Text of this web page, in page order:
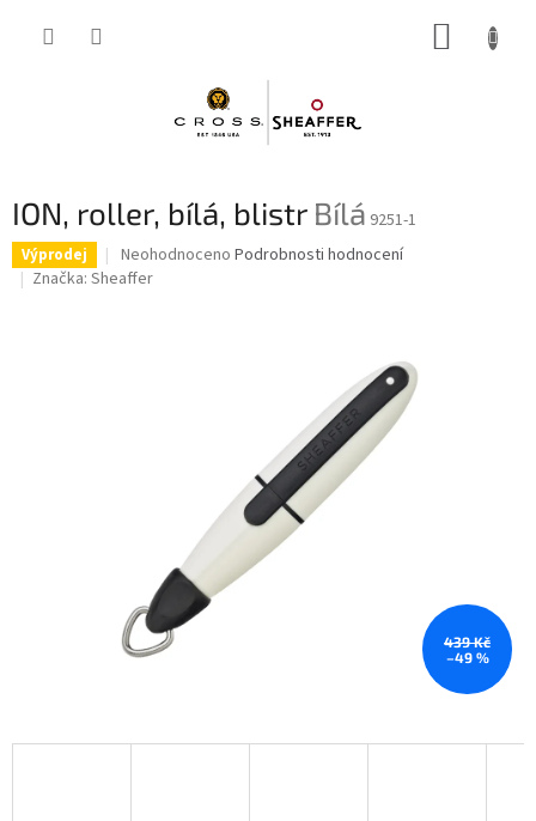
ION, roller, bílá, blistr Bílá 9251-1
Výprodej
Průměrné
hodnocení
Neohodnoceno Podrobnosti hodnocení
Značka: Sheaffer
439 Kč
–49 %